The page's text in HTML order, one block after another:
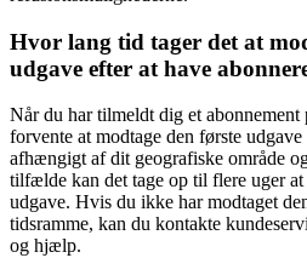
Hvor lang tid tager det at
udgave efter at have
Når du har tilmeldt dig et abonnement
forvente at modtage den første
afhængigt af dit geografiske område
tilfælde kan det tage op til flere uger
udgave. Hvis du ikke har modtaget
tidsramme, kan du kontakte
og hjælp.